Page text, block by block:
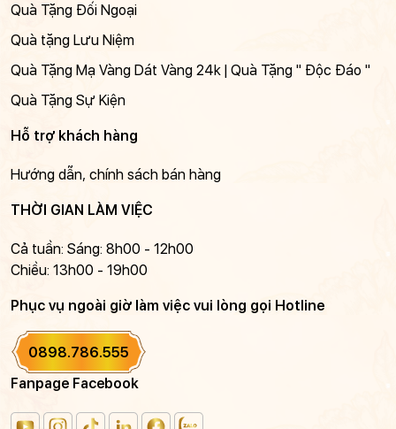
Quà Tặng Đối Ngoại
Quà tặng Lưu Niệm
Quà Tặng Mạ Vàng Dát Vàng 24k | Quà Tặng " Độc Đáo "
Quà Tặng Sự Kiện
Hỗ trợ khách hàng
Hướng dẫn, chính sách bán hàng
THỜI GIAN LÀM VIỆC
Cả tuần: Sáng: 8h00 - 12h00
Chiều: 13h00 - 19h00
Phục vụ ngoài giờ làm việc vui lòng gọi Hotline
0898.786.555
Fanpage Facebook